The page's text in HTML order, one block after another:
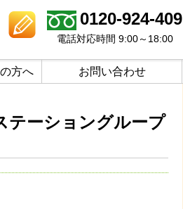
0120-924-409
電話対応時間 9:00～18:00
方へ お問い合わせ
テーショングループ